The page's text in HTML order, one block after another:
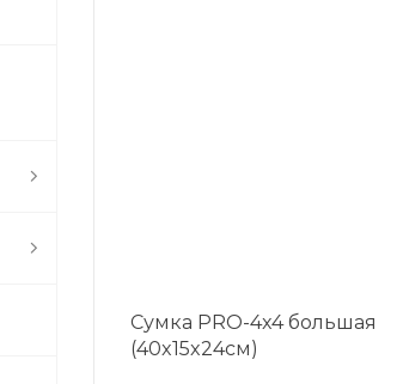
Сумка PRO-4x4 большая
(40x15x24см)